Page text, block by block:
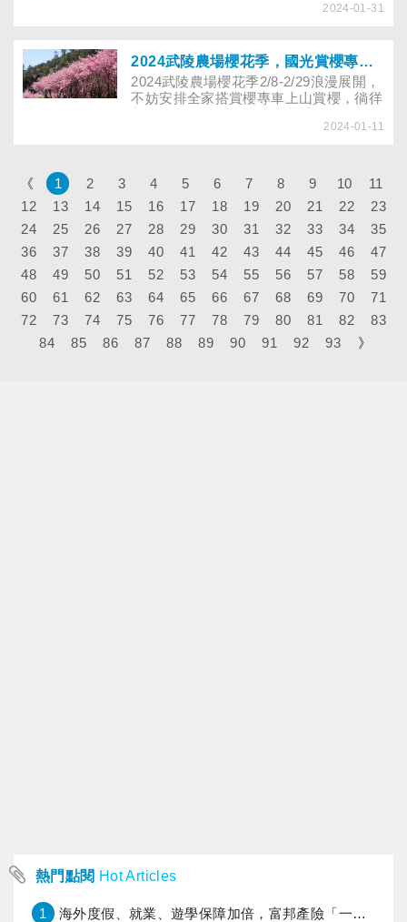
特別時刻，卻忽略自身需求，假期結束後
2024-01-31
2024武陵農場櫻花季，國光賞櫻專車怎麼搶票？賞櫻行程如何規劃？
2024武陵農場櫻花季2/8-2/29浪漫展開，
不妨安排全家搭賞櫻專車上山賞櫻，徜徉
間、賞櫻專車票券購買、票價如何、有哪
2024-01-11
《 1 2 3 4 5 6 7 8 9 10
11
12
13 14 15 16 17 18 19 20 21 22
23
24
25 26 27 28 29 30 31 32 33 34
35
36
37 38 39 40 41 42 43 44 45 46
47
48
49 50 51 52 53 54 55 56 57 58
59
60
61 62 63 64 65 66 67 68 69 70
71
72
73 74 75 76 77 78 79 80 81 82
83
84
85 86 87 88 89 90 91 92 93 》
熱門點閱 Hot Articles
1 海外度假、就業、遊學保障加倍，富邦產險「一期逐夢」專案加碼遠距醫療與緊急救援